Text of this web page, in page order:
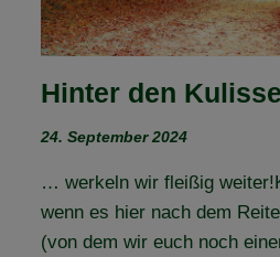
Hinter den
24. September 2024
… werkeln wir fleißig
wenn es hier nach dem
(von dem wir euch noch